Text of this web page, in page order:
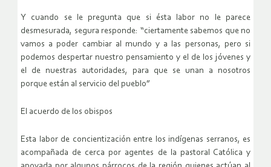
Y cuando se le pregunta que si ésta labor no le parece
desmesurada, segura responde: “ciertamente sabemos que no
vamos a poder cambiar al mundo y a las personas, pero si
podemos despertar nuestro pensamiento y el de los jóvenes y
el de nuestras autoridades, para que se unan a nosotros
porque están al servicio del pueblo”
El acuerdo de los obispos
Esta labor de concientización entre los indígenas serranos, es
acompañada de cerca por agentes de la pastoral Católica y